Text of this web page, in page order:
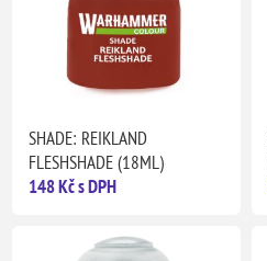
SHADE: REIKLAND
FLESHSHADE (18ML)
148 Kč s DPH